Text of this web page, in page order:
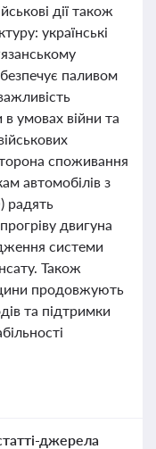
дії також
українські
паливом
умовах війни та
споживання
автомобілів з
радять
двигуна
системи
Також
продовжують
та підтримки
джерела